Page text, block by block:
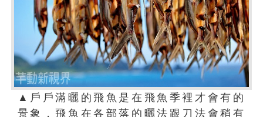
▲戶戶滿曬的飛魚是在飛魚季裡才會有的
景象，飛魚在各部落的曬法跟刀法會稍有